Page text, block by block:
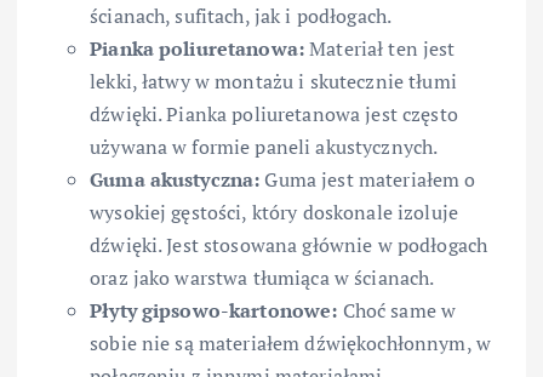
ścianach, sufitach, jak i podłogach.
Pianka poliuretanowa:Materiał ten jest
lekki, łatwy w montażu i skutecznie tłumi
dźwięki. Pianka poliuretanowa jest często
używana w formie paneli akustycznych.
Guma akustyczna: Guma jest materiałem o
wysokiej gęstości, który doskonale izoluje
dźwięki. Jest stosowana głównie w podłogach
oraz jako warstwa tłumiąca w ścianach.
Płyty gipsowo-kartonowe: Choć same w
sobie nie są materiałem dźwiękochłonnym, w